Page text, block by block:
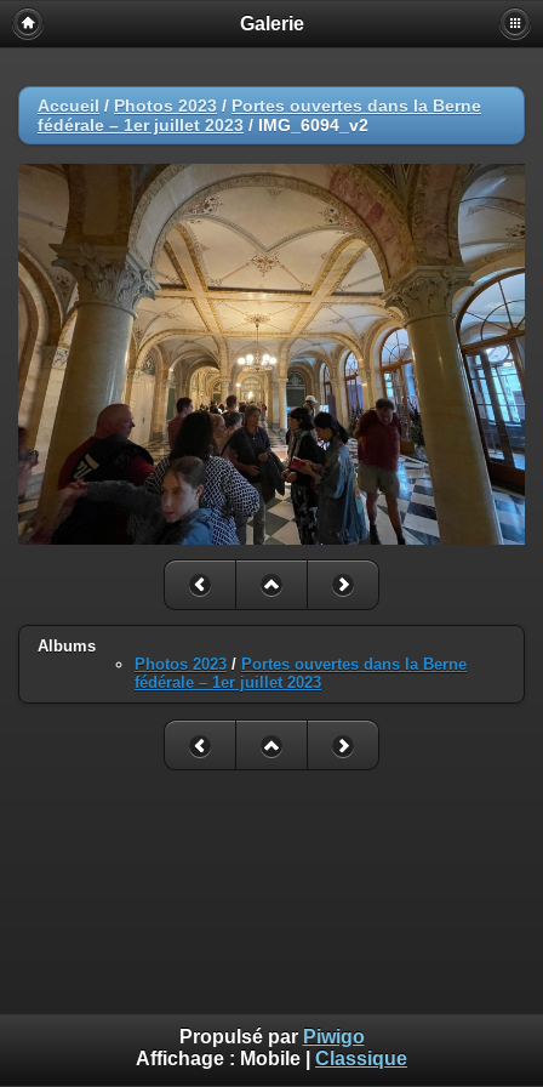
Galerie
Accueil / Photos 2023 / Portes ouvertes dans la Berne
fédérale – 1er juillet 2023 / IMG_6094_v2
Albums
Photos 2023 / Portes ouvertes dans la Berne
fédérale – 1er juillet 2023
Propulsé par Piwigo
Affichage : Mobile Classique